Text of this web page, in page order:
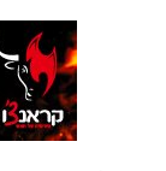
בואו להיותּ
חוברת משימות
המשפחה בואו